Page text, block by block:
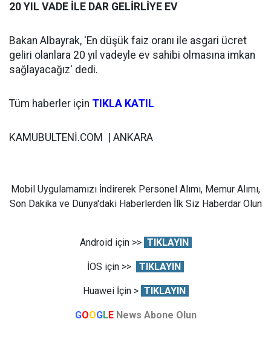
20 YIL VADE İLE DAR GELİRLİYE EV
Bakan Albayrak, 'En düşük faiz oranı ile asgari ücret
geliri olanlara 20 yıl vadeyle ev sahibi olmasına imkan
sağlayacağız' dedi.
Tüm haberler için TIKLA KATIL
KAMUBULTENİ.COM | ANKARA
Mobil Uygulamamızı İndirerek Personel Alımı, Memur Alımı,
Son Dakika ve Dünya'daki Haberlerden İlk Siz Haberdar Olun
Android için >> TIKLAYIN
İOS için >> TIKLAYIN
Huawei İçin > TIKLAYIN
GOOGLE News Abone Olun